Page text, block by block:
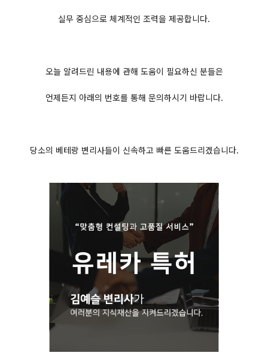
실무 중심으로 체계적인 조력을 제공합니다.
오늘 알려드린 내용에 관해 도움이 필요하신 분들은
언제든지 아래의 번호를 통해 문의하시기 바랍니다.
당소의 베테랑 변리사들이 신속하고 빠른 도움드리겠습니다.